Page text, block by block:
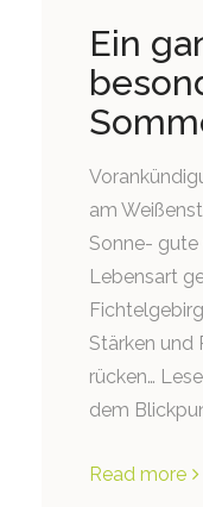
Ein
am
Sonne- gute
Lebensart
Stärken und
rücken…
dem
Read more